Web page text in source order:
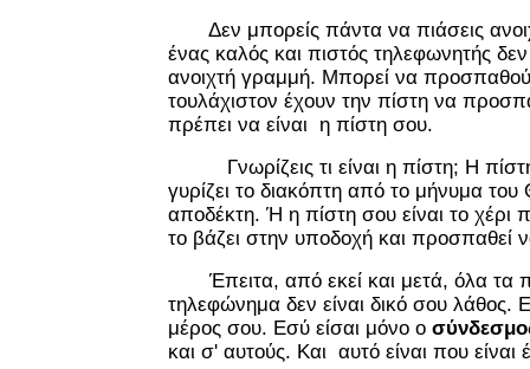
Δεν μπορείς πάντα να πιάσεις
ένας καλός και πιστός τηλεφωνητής
ανοιχτή γραμμή. Μπορεί να
τουλάχιστον έχουν την πίστη να
πρέπει να είναι η πίστη σου.
Γνωρίζεις τι είναι η πίστη; Η πίστη
γυρίζει το διακόπτη από το μήνυμα
αποδέκτη. Ή η πίστη σου είναι το χέρι
το βάζει στην υποδοχή και προσπαθεί
Έπειτα, από εκεί και μετά, όλα τα
τηλεφώνημα δεν είναι δικό σου λάθος.
μέρος σου. Εσύ είσαι μόνο ο
και σ' αυτούς. Και αυτό είναι που είναι